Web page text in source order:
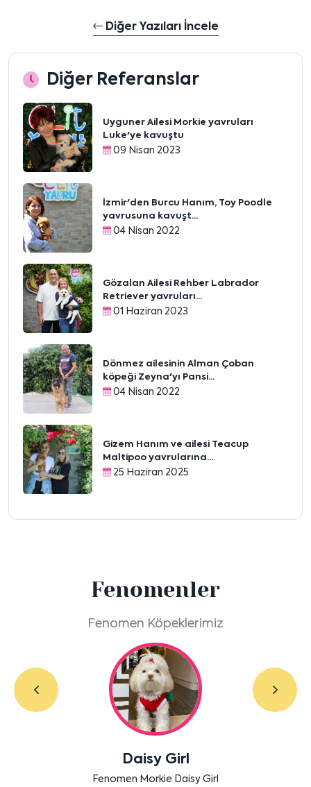
Diğer Yazıları İncele
Diğer Referanslar
Uyguner Ailesi Morkie yavruları
Luke'ye kavuştu
09 Nisan 2023
İzmir'den Burcu Hanım, Toy Poodle
yavrusuna kavuşt...
04 Nisan 2022
Gözalan Ailesi Rehber Labrador
Retriever yavruları...
01 Haziran 2023
Dönmez ailesinin Alman Çoban
köpeği Zeyna'yı Pansi...
04 Nisan 2022
Gizem Hanım ve ailesi Teacup
Maltipoo yavrularına...
25 Haziran 2025
Fenomenler
Fenomen Köpeklerimiz
Daisy Girl
Fenomen Morkie Daisy Girl